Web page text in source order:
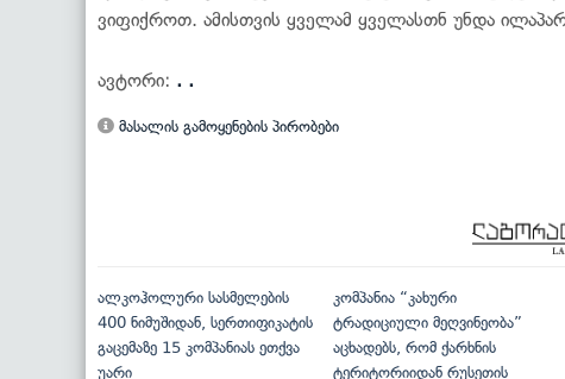
ვიფიქროთ. ამისთვის ყველამ ყველასთნ უნდა
ავტორი: . .
მასალის გამოყენების პირობები
ალკოჰოლური სასმელების
400 ნიმუშიდან, სერთიფიკატის
გაცემაზე 15 კომპანიას ეთქვა
უარი
კომპანია “კახური
ტრადიციული მეღვინეობა”
აცხადებს, რომ ქარხნის
ტერიტორიიდან რუსეთის